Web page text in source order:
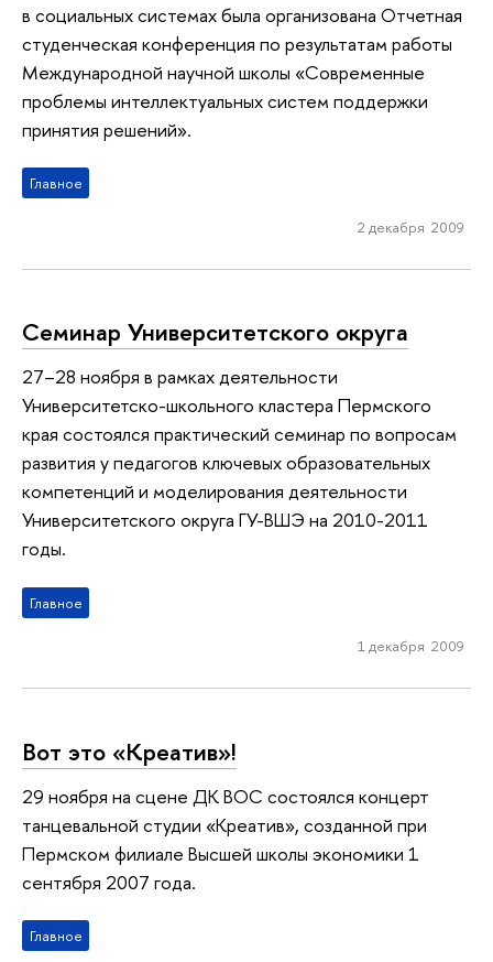
в социальных системах была организована Отчетная
студенческая конференция по результатам работы
Международной научной школы «Современные
проблемы интеллектуальных систем поддержки
принятия решений».
Главное
2 декабря 2009
Семинар Университетского округа
27–28 ноября в рамках деятельности
Университетско-школьного кластера Пермского
края состоялся практический семинар по вопросам
развития у педагогов ключевых образовательных
компетенций и моделирования деятельности
Университетского округа ГУ-ВШЭ на 2010-2011
годы.
Главное
1 декабря 2009
Вот это «Креатив»!
29 ноября на сцене ДК ВОС состоялся концерт
танцевальной студии «Креатив», созданной при
Пермском филиале Высшей школы экономики 1
сентября 2007 года.
Главное